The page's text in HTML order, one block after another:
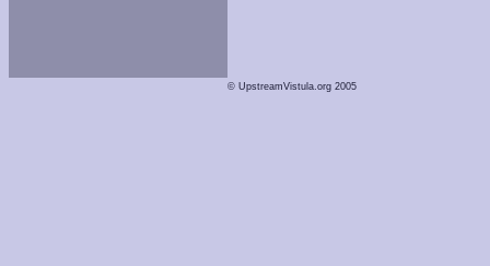
© UpstreamVistula.org 2005